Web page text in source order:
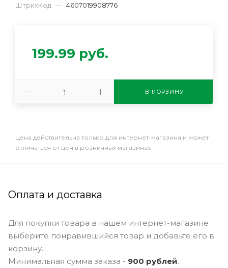
ШтрихКод — 4607019908776
199.99 руб.
В КОРЗИНУ
Цена действительна только для интернет-магазина и может
отличаться от цен в розничных магазинах
Оплата и доставка
Для покупки товара в нашем интернет-магазине
выберите понравившийся товар и добавьте его в
корзину.
Минимальная сумма заказа - 900 рублей.